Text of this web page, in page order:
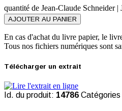
quantité de Jean-Claude Schneider |
AJOUTER AU PANIER
En cas d'achat du livre papier, le
Tous nos fichiers numériques sont
Télécharger un extrait
Id. du produit: 14786 Catégories